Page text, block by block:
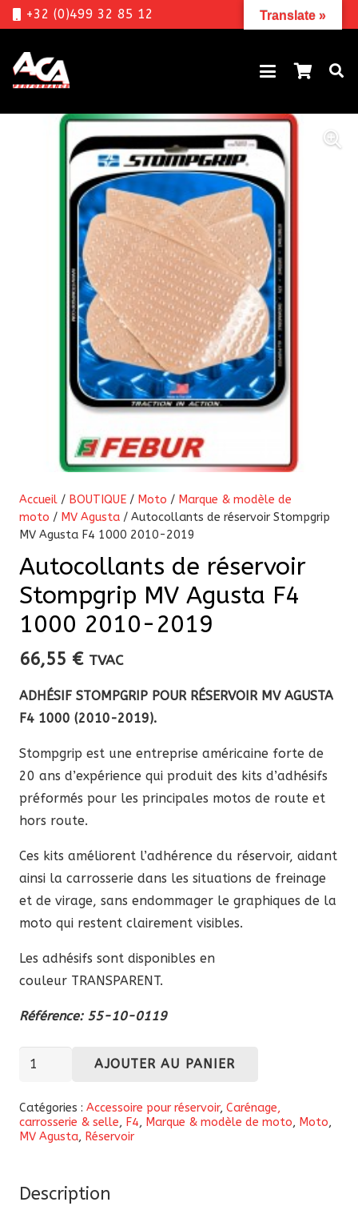
+32 (0)499 32 85 12
Accueil / BOUTIQUE / Moto / Marque & modèle de
moto / MV Agusta / Autocollants de réservoir Stompgrip
MV Agusta F4 1000 2010-2019
Autocollants de réservoir
Stompgrip MV Agusta F4
1000 2010-2019
66,55 € TVAC
ADHÉSIF STOMPGRIP POUR RÉSERVOIR MV AGUSTA
F4 1000 (2010-2019).
Stompgrip est une entreprise américaine forte de
20 ans d’expérience qui produit des kits d’adhésifs
préformés pour les principales motos de route et
hors route.
Ces kits améliorent l’adhérence du réservoir, aidant
ainsi la carrosserie dans les situations de freinage
et de virage, sans endommager le graphiques de la
moto qui restent clairement visibles.
Les adhésifs sont disponibles en
couleur TRANSPARENT.
Référence: 55-10-0119
quantité
Autocollants
de
réservoir
MV
AJOUTER AU PANIER
Catégories : Accessoire pour réservoir, Carénage,
carrosserie & selle, F4, Marque & modèle de moto, Moto,
MV Agusta, Réservoir
Description
Translate »